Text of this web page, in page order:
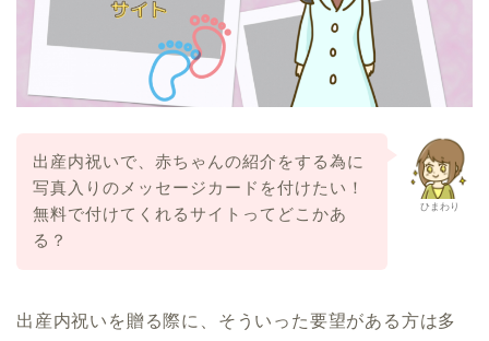
ひまわり
出産内祝いで、赤ちゃんの紹介をする為に
写真入りのメッセージカードを付けたい！
無料で付けてくれるサイトってどこかあ
る？
出産内祝いを贈る際に、そういった要望がある方は多